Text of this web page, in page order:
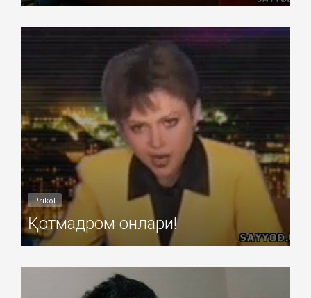
Prikol
Қотмадром онлари!